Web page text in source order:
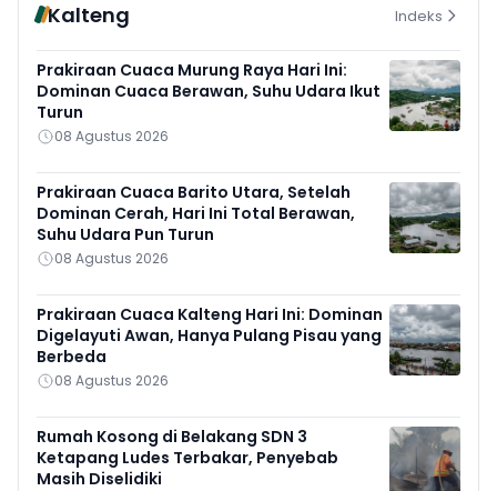
Kalteng Indeks
Prakiraan Cuaca Murung Raya Hari Ini:
Dominan Cuaca Berawan, Suhu Udara Ikut
Turun
08 Agustus 2026
Prakiraan Cuaca Barito Utara, Setelah
Dominan Cerah, Hari Ini Total Berawan,
Suhu Udara Pun Turun
08 Agustus 2026
Prakiraan Cuaca Kalteng Hari Ini: Dominan
Digelayuti Awan, Hanya Pulang Pisau yang
Berbeda
08 Agustus 2026
Rumah Kosong di Belakang SDN 3
Ketapang Ludes Terbakar, Penyebab
Masih Diselidiki